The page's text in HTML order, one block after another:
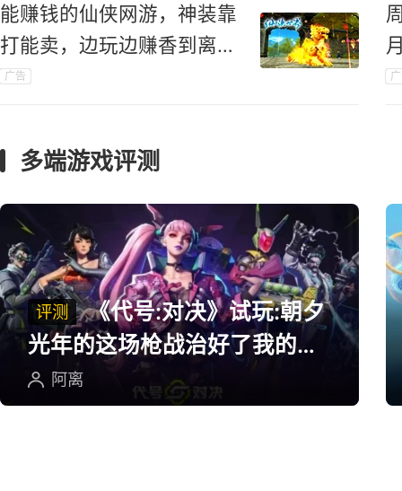
能赚钱的仙侠网游，神装靠
打能卖，边玩边赚香到离
谱！
广告
多端游戏评测
评测
《代号:对决》试玩:朝夕
光年的这场枪战治好了我的低
血压
阿离